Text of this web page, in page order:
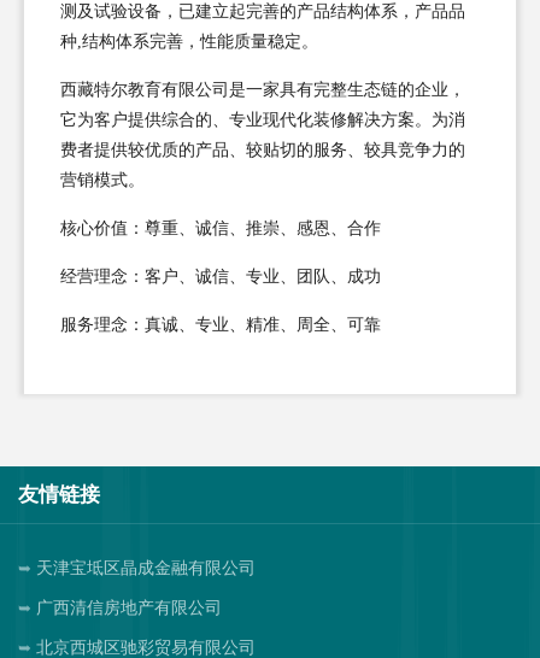
测及试验设备，已建立起完善的产品结构体系，产品品
种,结构体系完善，性能质量稳定。
西藏特尔教育有限公司是一家具有完整生态链的企业，
它为客户提供综合的、专业现代化装修解决方案。为消
费者提供较优质的产品、较贴切的服务、较具竞争力的
营销模式。
核心价值：尊重、诚信、推崇、感恩、合作
经营理念：客户、诚信、专业、团队、成功
服务理念：真诚、专业、精准、周全、可靠
友情链接
天津宝坻区晶成金融有限公司
广西清信房地产有限公司
北京西城区驰彩贸易有限公司